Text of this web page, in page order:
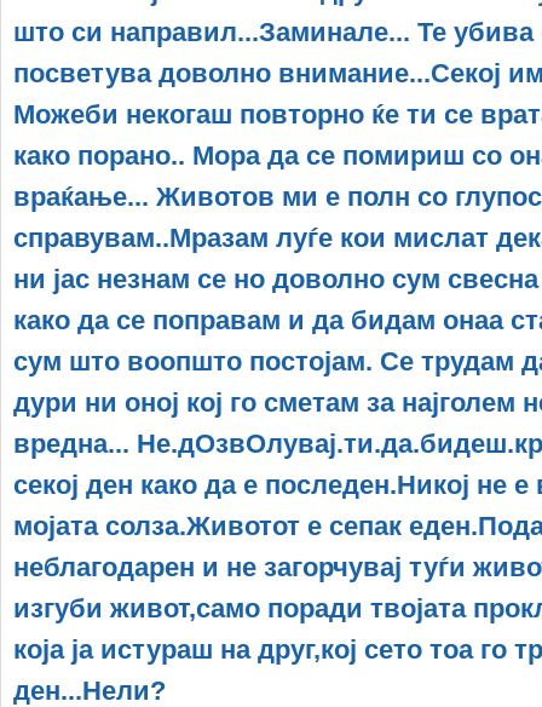
што си направил...Заминале... Те убива
посветува доволно внимание...Секој
Можеби некогаш повторно ќе ти се
како порано.. Мора да се помириш со
враќање... Животов ми е полн со
справувам..Мразам луѓе кои мислат
ни јас незнам се но доволно сум
како да се поправам и да бидам онаа
сум што воопшто постојам. Се трудам
дури ни оној кој го сметам за најголем
вредна...
секој ден како да е последен.Никој не
мојата солза.Животот е сепак
неблагодарен и не загорчувај туѓи
изгуби живот,само поради твојата
која ја истураш на друг,кој сето тоа го
ден...Нели?